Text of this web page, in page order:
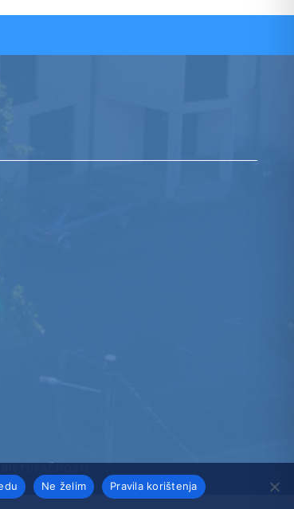
Ne želim Pravila korištenja